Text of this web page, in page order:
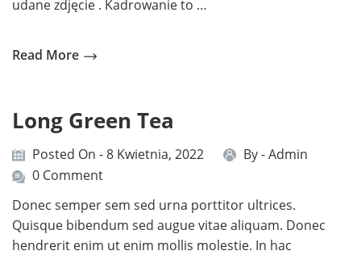
udane zdjęcie . Kadrowanie to …
Read More
Long Green Tea
Posted On - 8 Kwietnia, 2022 By -Admin
0 Comment
Donec semper sem sed urna porttitor ultrices.
Quisque bibendum sed augue vitae aliquam. Donec
hendrerit enim ut enim mollis molestie. In hac